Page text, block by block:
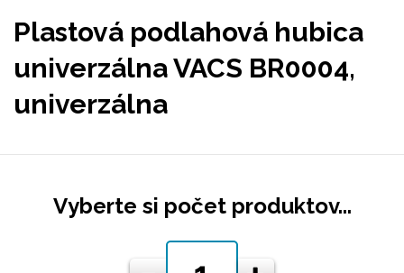
Plastová podlahová hubica
univerzálna VACS BR0004,
univerzálna
Vyberte si počet produktov...